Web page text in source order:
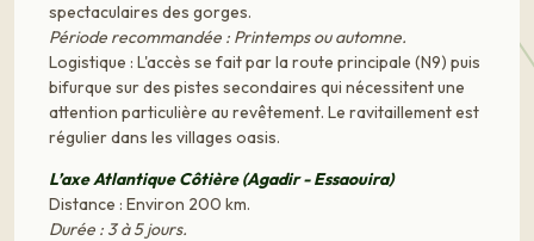
spectaculaires des gorges.
Période recommandée : Printemps ou automne.
Logistique : L'accès se fait par la route principale (N9) puis
bifurque sur des pistes secondaires qui nécessitent une
attention particulière au revêtement. Le ravitaillement est
régulier dans les villages oasis.
L’axe Atlantique Côtière (Agadir - Essaouira)
Distance : Environ 200 km.
Durée : 3 à 5 jours.